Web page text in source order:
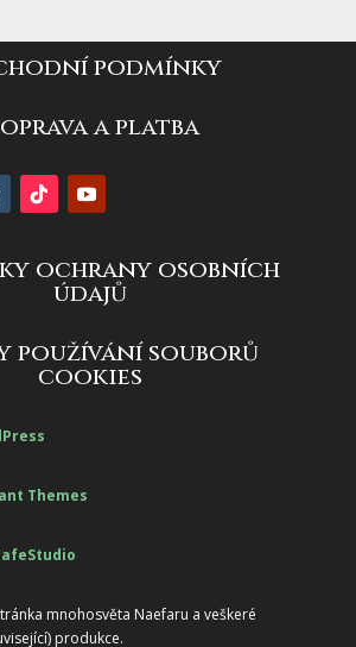
podmínky
a platba
ochrany osobních
údajů
používání souborů
cookies
Themes
mnohosvěta Naefaru a veškeré
produkce.